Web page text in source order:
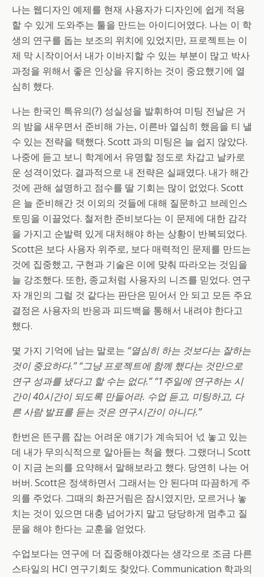
나는 웹디자인 예제를 현재 사용자가 디자인에 쉽게 적용
할 수 있게 도와주는 툴을 만드는 아이디어였다. 나는 이 학
생의 연구를 돕는 보조의 위치에 있었지만, 프로젝트는 이
제 막 시작이어서 내가 이바지할 수 있는 부분이 많고 박사
과정을 위해서 좋은 인상을 유지하는 것이 중요했기에 열
심히 했다.
나는 한국인 특유의(?) 성실성을 발휘하여 미팅 전날은 거
의 밤을 새우면서 준비해 가는, 이른바 열심히 했음을 티 낼
수 있는 전략을 택했다. Scott 과의 미팅은 늘 쉽지 않았다.
나중에 듣고 보니 학계에서 유명할 정도로 차갑고 날카로
운 성격이었다. 결과적으로 내 전략은 실패였다. 내가 해간
것에 관해 설명하고 점수를 딸 기회는 많이 없었다. Scott
은 늘 준비해간 것 이외의 것들에 대해 질문하고 브레인스
토밍을 이끌었다. 철저한 준비보다는 이 문제에 대한 감각
을 가지고 순발력 있게 대처해야 하는 상황이 반복되었다.
Scott은 보다 사용자 위주로, 보다 매력적인 문제를 만드는
것에 집중했고, 구현과 기술은 이에 맞춰 따라오는 것임을
늘 강조했다. 또한, 종교처럼 사용자의 니즈를 믿었다. 연구
자 개인의 그럴 것 같다는 판단은 믿어서 안 되고 모든 주요
결정은 사용자의 반응과 피드백을 통해서 내려야 한다고
했다.
몇 가지 기억에 남는 말로는 “열심히 하는 것보다는 잘하는
것이 중요하다.” “그냥 프로젝트에 함께 했다는 것만으로
연구 성과를 냈다고 할 수는 없다.” “1주일에 연구하는 시
간이 40시간이 되도록 만들어라. 수업 듣고, 미팅하고, 다
른 사람 발표를 듣는 것은 연구시간이 아니다.”
한번은 뜬구름 잡는 어려운 얘기가 계속되어 넋 놓고 있는
데 내가 무의식적으로 알아듣는 척을 했다. 그랬더니 Scott
이 지금 논의를 요약해서 말해보라고 했다. 당연히 나는 어
버버. Scott은 정색하면서 그래서는 안 된다며 따끔하게 주
의를 주었다. 그때의 화끈거림은 잠시였지만, 모르거나 놓
치는 것이 있으면 대충 넘어가지 말고 당당하게 멈추고 질
문을 해야 한다는 교훈을 얻었다.
수업보다는 연구에 더 집중해야겠다는 생각으로 조금 다른
스타일의 HCI 연구기회도 찾았다. Communication 학과의